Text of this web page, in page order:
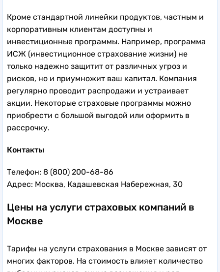
Кроме стандартной линейки продуктов, частным и
корпоративным клиентам доступны и
инвестиционные программы. Например, программа
ИСЖ (инвестиционное страхование жизни) не
только надежно защитит от различных угроз и
рисков, но и приумножит ваш капитал. Компания
регулярно проводит распродажи и устраивает
акции. Некоторые страховые программы можно
приобрести с большой выгодой или оформить в
рассрочку.
Контакты
Телефон: 8 (800) 200-68-86
Адрес: Москва, Кадашевская Набережная, 30
Цены на услуги страховых компаний в
Москве
Тарифы на услуги страхования в Москве зависят от
многих факторов. На стоимость влияет количество